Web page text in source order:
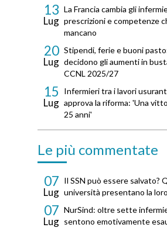
13
Lug
La Francia cambia gli
prescrizioni e competenze
mancano
20
Lug
Stipendi, ferie e buoni
decidono gli aumenti in
CCNL 2025/27
15
Lug
Infermieri tra i lavori
approva la riforma: 'Una
25 anni'
Le più commentate
07
Lug
Il SSN può essere salvato?
università presentano la
07
Lug
NurSind: oltre sette
sentono emotivamente